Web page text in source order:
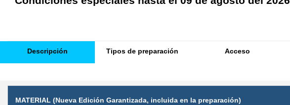
Descripción Tipos de preparación Acceso
MATERIAL (Nueva Edición Garantizada, incluida en la preparación)